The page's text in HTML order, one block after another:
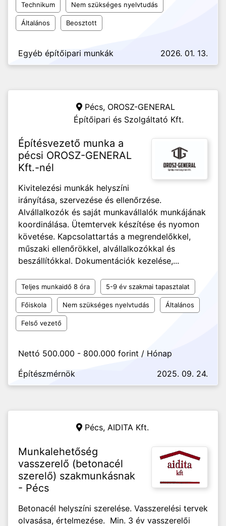
Technikum Nem szükséges nyelvtudás
Általános Beosztott
Egyéb építőipari munkák 2026. 01. 13.
Pécs, OROSZ-GENERAL
Építőipari és Szolgáltató Kft.
Építésvezető munka a
pécsi OROSZ-GENERAL
Kft.-nél
Kivitelezési munkák helyszíni
irányítása, szervezése és ellenőrzése.
Alvállalkozók és saját munkavállalók munkájának
koordinálása. Ütemtervek készítése és nyomon
követése. Kapcsolattartás a megrendelőkkel,
műszaki ellenőrökkel, alvállalkozókkal és
beszállítókkal. Dokumentációk kezelése,...
Teljes munkaidő 8 óra 5-9 év szakmai tapasztalat
Főiskola Nem szükséges nyelvtudás Általános
Felső vezető
Nettó 500.000 - 800.000 forint / Hónap
Építészmérnök
2025. 09. 24.
Pécs, AIDITA Kft.
Munkalehetőség
vasszerelő (betonacél
szerelő) szakmunkásnak
- Pécs
Betonacél helyszíni szerelése. Vasszerelési tervek
olvasása, értelmezése. Min. 3 év vasszerelői